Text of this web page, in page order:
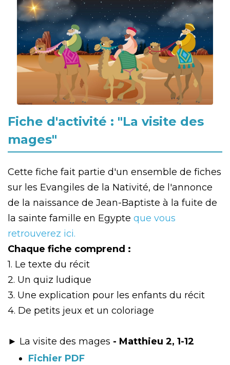
Fiche d'activité : "La visite des
mages"
Cette fiche fait partie d'un ensemble de fiches
sur les Evangiles de la Nativité, de l'annonce
de la naissance de Jean-Baptiste à la fuite de
la sainte famille en Egypte que vous
retrouverez ici.
Chaque fiche comprend :
1. Le texte du récit
2. Un quiz ludique
3. Une explication pour les enfants du récit
4. De petits jeux et un coloriage
► La visite des mages - Matthieu 2, 1-12
Fichier PDF